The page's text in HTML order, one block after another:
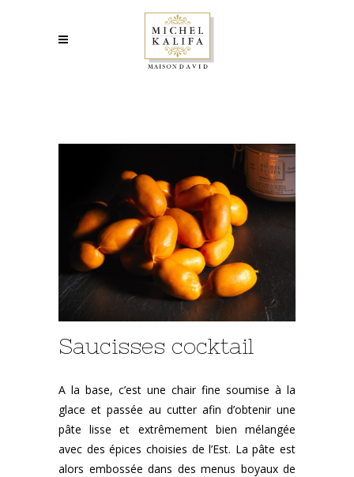
Saucisses cocktail
A la base, c’est une chair fine soumise à la
glace et passée au cutter afin d’obtenir une
pâte lisse et extrêmement bien mélangée
avec des épices choisies de l’Est. La pâte est
alors embossée dans des menus boyaux de